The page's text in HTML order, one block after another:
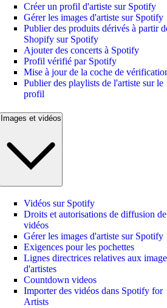
Créer un profil d'artiste sur Spotify
Gérer les images d'artiste sur Spotify
Publier des produits dérivés à partir
Shopify sur Spotify
Ajouter des concerts à Spotify
Profil vérifié par Spotify
Mise à jour de la coche de
Publier des playlists de l'artiste sur le
profil
Images et vidéos
Vidéos sur Spotify
Droits et autorisations de diffusion de
vidéos
Gérer les images d'artiste sur Spotify
Exigences pour les pochettes
Lignes directrices relatives aux
d'artistes
Countdown videos
Importer des vidéos dans Spotify for
Artists